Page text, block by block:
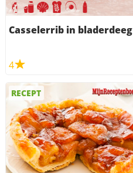
Casselerrib in bladerdeeg
4
RECEPT